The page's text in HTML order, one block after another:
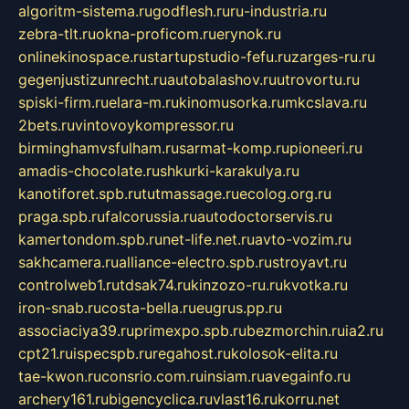
algoritm-sistema.rugodflesh.ruru-industria.ru
zebra-tlt.ruokna-proficom.ruerynok.ru
onlinekinospace.rustartupstudio-fefu.ruzarges-ru.ru
gegenjustizunrecht.ruautobalashov.ruutrovortu.ru
spiski-firm.ruelara-m.rukinomusorka.rumkcslava.ru
2bets.ruvintovoykompressor.ru
birminghamvsfulham.rusarmat-komp.rupioneeri.ru
amadis-chocolate.rushkurki-karakulya.ru
kanotiforet.spb.rututmassage.ruecolog.org.ru
praga.spb.rufalcorussia.ruautodoctorservis.ru
kamertondom.spb.runet-life.net.ruavto-vozim.ru
sakhcamera.rualliance-electro.spb.rustroyavt.ru
controlweb1.rutdsak74.rukinzozo-ru.rukvotka.ru
iron-snab.rucosta-bella.rueugrus.pp.ru
associaciya39.ruprimexpo.spb.rubezmorchin.ruia2.ru
cpt21.ruispecspb.ruregahost.rukolosok-elita.ru
tae-kwon.ruconsrio.com.ruinsiam.ruavegainfo.ru
archery161.rubigencyclica.ruvlast16.rukorru.net